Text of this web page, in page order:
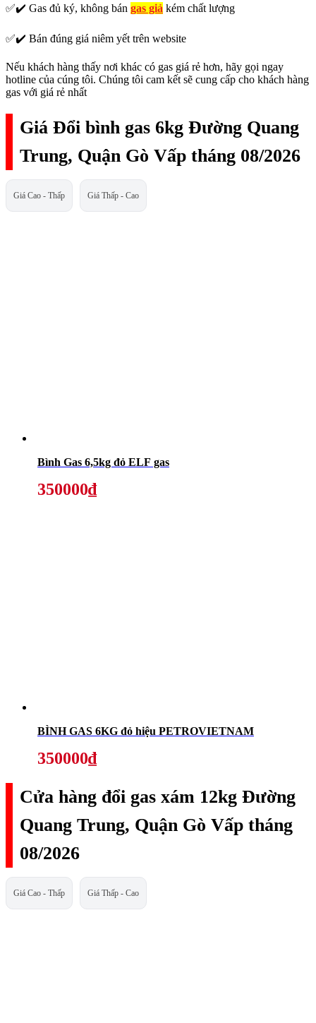
✅✔️ Gas đủ ký, không bán gas giả kém chất lượng
✅✔️ Bán đúng giá niêm yết trên website
Nếu khách hàng thấy nơi khác có gas giá rẻ hơn, hãy gọi ngay
hotline của cúng tôi. Chúng tôi cam kết sẽ cung cấp cho khách hàng
gas với giá rẻ nhất
Giá Đổi bình gas 6kg Đường Quang
Trung, Quận Gò Vấp tháng 08/2026
Giá Cao - Thấp Giá Thấp - Cao
Bình Gas 6,5kg đỏ ELF gas
350000₫
BÌNH GAS 6KG đỏ hiệu PETROVIETNAM
350000₫
Cửa hàng đổi gas xám 12kg Đường
Quang Trung, Quận Gò Vấp tháng
08/2026
Giá Cao - Thấp Giá Thấp - Cao